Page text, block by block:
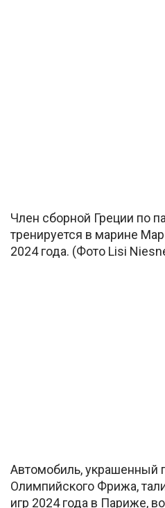
Член сборной Греции по
тренируется в марине
2024 года. (Фото Lisi
Автомобиль,
Олимпийского Фрижа,
игр 2024 года в Париже,